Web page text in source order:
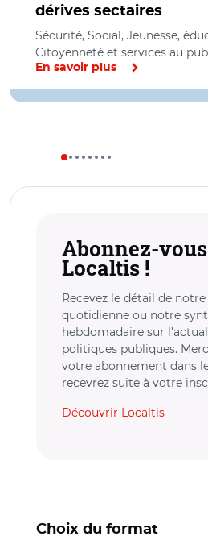
dérives sectaires
Sécurité, Social, Jeunesse,
Citoyenneté et services au
En savoir plus
Abonnez-
Localtis !
Recevez le détail de
quotidienne ou notre
hebdomadaire sur
politiques publiques.
votre abonnement dans
recevrez suite à votre
Découvrir Localtis
Choix du format